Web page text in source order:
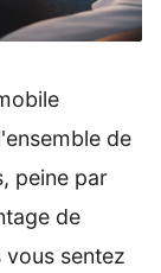
de
peine par
de
vous sentez